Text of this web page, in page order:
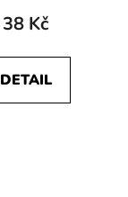
38 Kč
DETAIL